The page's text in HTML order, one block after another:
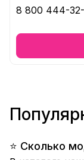
8 800 444-
⭐ Сколько